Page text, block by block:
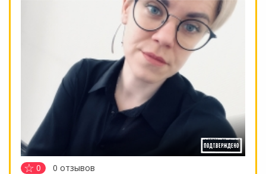
0 0 отзывов